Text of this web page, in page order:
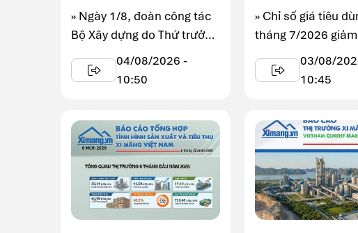
xuất xanh
» Ngày 1/8, đoàn công tác
Bộ Xây dựng do Thứ trưởng
Nguyễn Văn Sinh dẫn đầu
04/08/2026 -
10:50
2026
» Chỉ số giá tiêu
tháng 7/2026
so với tháng trước
03/08/
10:45